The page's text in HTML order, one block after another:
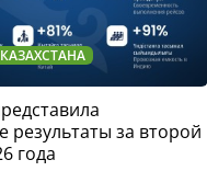
результаты за второй
года